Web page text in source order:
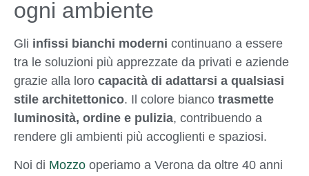
ogni ambiente
Gli infissi bianchi moderni continuano a essere
tra le soluzioni più apprezzate da privati e aziende
grazie alla loro capacità di adattarsi a qualsiasi
stile architettonico. Il colore bianco trasmette
luminosità, ordine e pulizia, contribuendo a
rendere gli ambienti più accoglienti e spaziosi.
Noi di Mozzo operiamo a Verona da oltre 40 anni